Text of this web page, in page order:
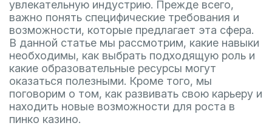
увлекательную индустрию. Прежде всего,
важно понять специфические требования и
возможности, которые предлагает эта сфера.
В данной статье мы рассмотрим, какие навыки
необходимы, как выбрать подходящую роль и
какие образовательные ресурсы могут
оказаться полезными. Кроме того, мы
поговорим о том, как развивать свою карьеру и
находить новые возможности для роста в
пинко казино.